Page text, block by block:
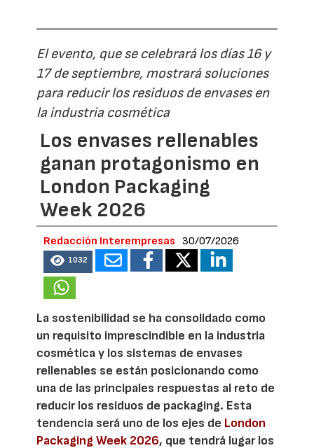
El evento, que se celebrará los días 16 y
17 de septiembre, mostrará soluciones
para reducir los residuos de envases en
la industria cosmética
Los envases rellenables
ganan protagonismo en
London Packaging
Week 2026
Redacción Interempresas 30/07/2026
1032
La sostenibilidad se ha consolidado como
un requisito imprescindible en la industria
cosmética y los sistemas de envases
rellenables se están posicionando como
una de las principales respuestas al reto de
reducir los residuos de packaging. Esta
tendencia será uno de los ejes de London
Packaging Week 2026, que tendrá lugar los